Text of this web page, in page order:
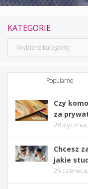
KATEGORIE
Kategorie
Popularne
Czy
za
28
Chcesz
jakie
25